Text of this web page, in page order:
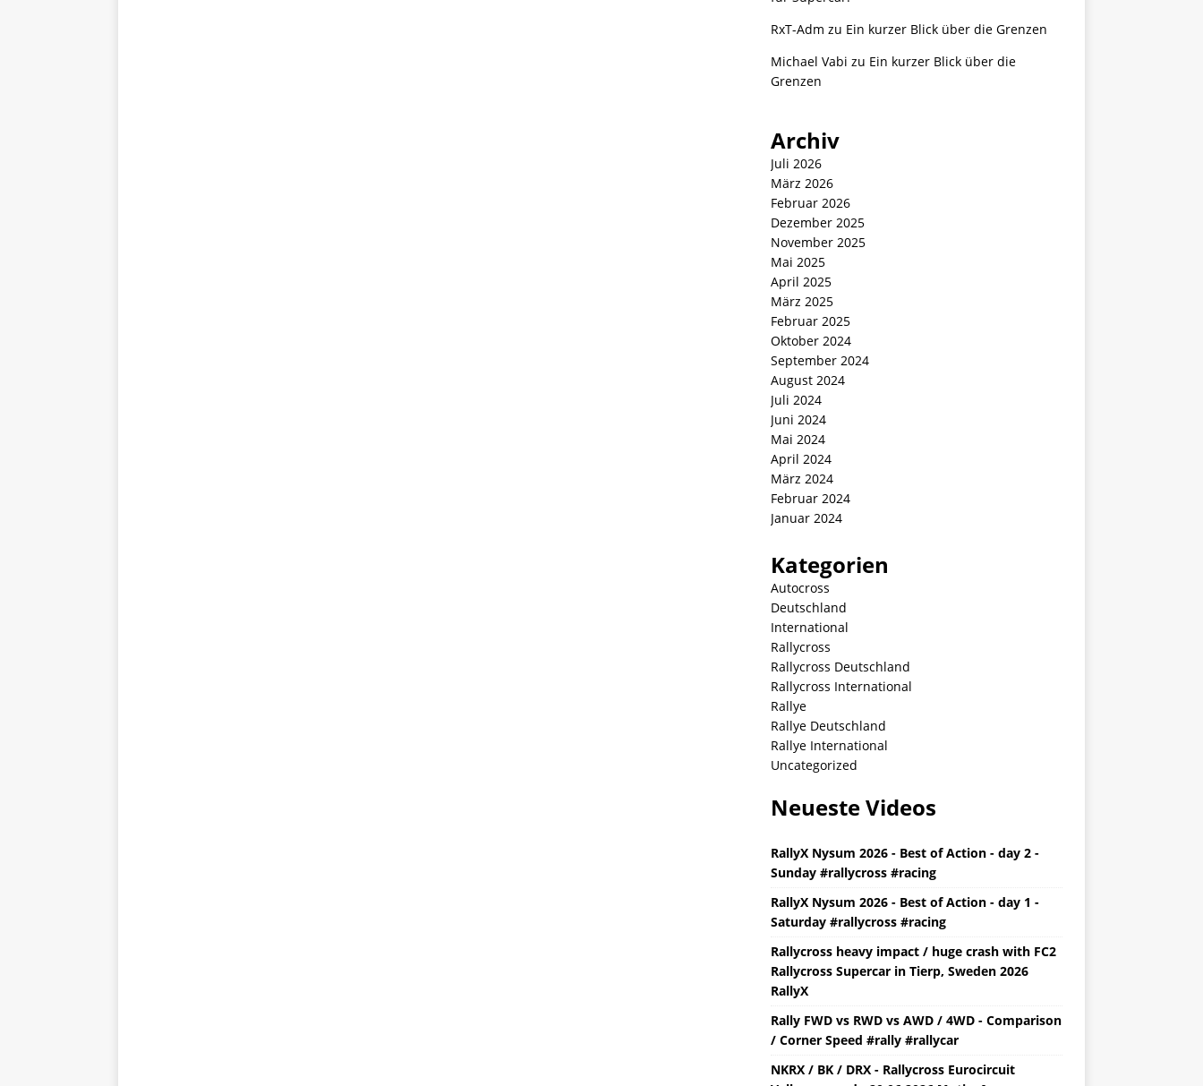
RxT-Adm zu Ein kurzer Blick über die Grenzen
Michael Vabi zu Ein kurzer Blick über die
Grenzen
Archiv
Juli 2026
März 2026
Februar 2026
Dezember 2025
November 2025
Mai 2025
April 2025
März 2025
Februar 2025
Oktober 2024
September 2024
August 2024
Juli 2024
Juni 2024
Mai 2024
April 2024
März 2024
Februar 2024
Januar 2024
Kategorien
Autocross
Deutschland
International
Rallycross
Rallycross Deutschland
Rallycross International
Rallye
Rallye Deutschland
Rallye International
Uncategorized
Neueste Videos
RallyX Nysum 2026 - Best of Action - day 2 -
Sunday #rallycross #racing
RallyX Nysum 2026 - Best of Action - day 1 -
Saturday #rallycross #racing
Rallycross heavy impact / huge crash with FC2
Rallycross Supercar in Tierp, Sweden 2026
RallyX
Rally FWD vs RWD vs AWD / 4WD - Comparison
/ Corner Speed #rally #rallycar
NKRX / BK / DRX - Rallycross Eurocircuit